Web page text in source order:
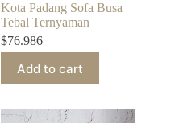
Kota Padang Sofa Busa
Tebal Ternyaman
$76.986
Add to cart